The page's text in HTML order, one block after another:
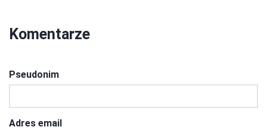
Komentarze
Pseudonim
Adres email